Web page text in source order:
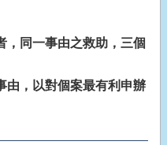
，同一事由之救助，三個
由，以對個案最有利申辦